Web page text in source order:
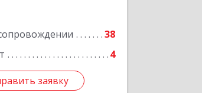
38
4
заявку
Подробнее
заявку